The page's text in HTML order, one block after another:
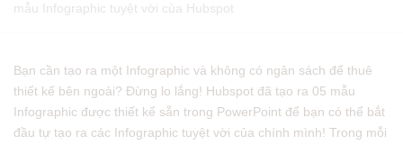
mẫu Infographic tuyệt vời của Hubspot
Bạn cần tạo ra một Infographic và không có ngân sách để thuê
thiết kế bên ngoài? Đừng lo lắng! Hubspot đã tạo ra 05 mẫu
Infographic được thiết kế sẵn trong PowerPoint để bạn có thể bắt
đầu tự tạo ra các Infographic tuyệt vời của chính mình! Trong mỗi